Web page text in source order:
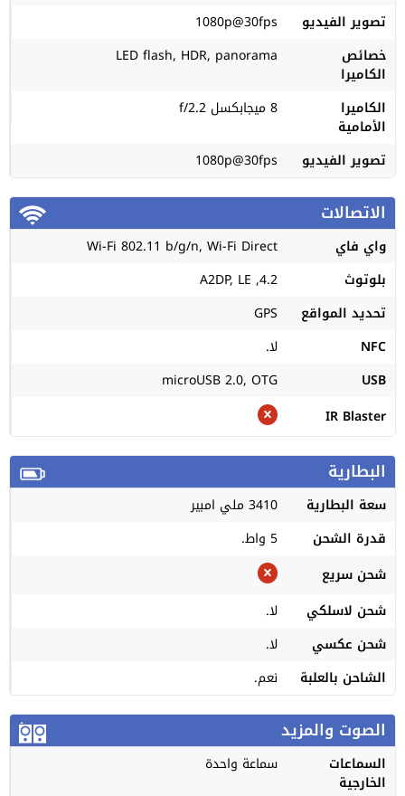
تصوير الفيديو
1080p@30fps
خصائص
الكاميرا
LED flash, HDR, panorama
الكاميرا
الأمامية
8 ميجابكسل f/2.2
تصوير الفيديو 1080p@30fps
الاتصالات
واي فاي
Wi-Fi 802.11 b/g/n, Wi-Fi Direct
بلوتوث
4.2, A2DP, LE
تحديد المواقع
GPS
NFC
لا.
USB
microUSB 2.0, OTG
IR Blaster
البطارية
سعة البطارية
3410 ملي امبير
قدرة الشحن
5 واط.
شحن سريع
شحن لاسلكي
لا.
شحن عكسي
لا.
الشاحن بالعلبة
نعم.
الصوت والمزيد
السماعات
الخارجية
سماعة واحدة